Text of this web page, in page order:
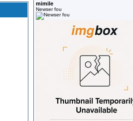
mimile
Newser fou